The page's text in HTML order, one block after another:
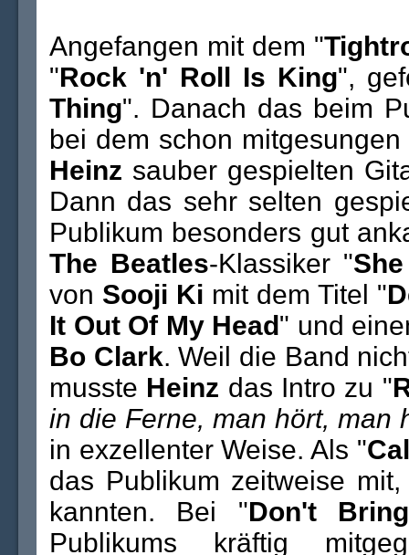
Angefangen mit dem "
"Rock 'n' Roll Is King",
Thing". Danach das beim
bei dem schon
Heinz sauber gespielten
Dann das sehr selten
Publikum besonders gut
The Beatles-Klassiker "
von Sooji Ki mit dem Titel "
It Out Of My Head" und
Bo Clark. Weil die Band
musste Heinz das Intro zu "
in die Ferne, man hört, man
in exzellenter Weise. Als "
das Publikum zeitweise
kannten. Bei "Don't
Publikums kräftig